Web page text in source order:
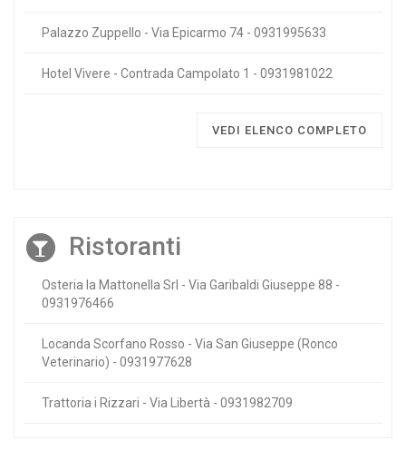
Palazzo Zuppello - Via Epicarmo 74 - 0931995633
Hotel Vivere - Contrada Campolato 1 - 0931981022
VEDI ELENCO COMPLETO
Ristoranti
Osteria la Mattonella Srl - Via Garibaldi Giuseppe 88 -
0931976466
Locanda Scorfano Rosso - Via San Giuseppe (Ronco
Veterinario) - 0931977628
Trattoria i Rizzari - Via Libertà - 0931982709